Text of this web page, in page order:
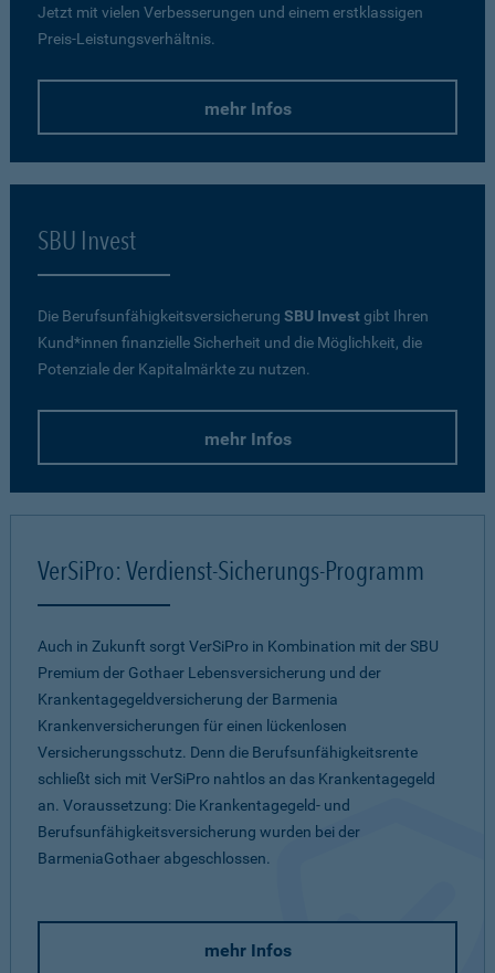
Jetzt mit vielen Verbesserungen und einem erstklassigen
Preis-Leistungsverhältnis.
mehr Infos
SBU Invest
Die Berufsunfähigkeitsversicherung SBU Investgibt Ihren
Kund*innen finanzielle Sicherheit und die Möglichkeit, die
Potenziale der Kapitalmärkte zu nutzen.
mehr Infos
VerSiPro: Verdienst-Sicherungs-Programm
Auch in Zukunft sorgt VerSiPro in Kombination mit der SBU
Premium der Gothaer Lebensversicherung und der
Krankentagegeldversicherung der Barmenia
Krankenversicherungen für einen lückenlosen
Versicherungsschutz. Denn die Berufsunfähigkeitsrente
schließt sich mit VerSiPro nahtlos an das Krankentagegeld
an. Voraussetzung: Die Krankentagegeld- und
Berufsunfähigkeitsversicherung wurden bei der
BarmeniaGothaer abgeschlossen.
mehr Infos